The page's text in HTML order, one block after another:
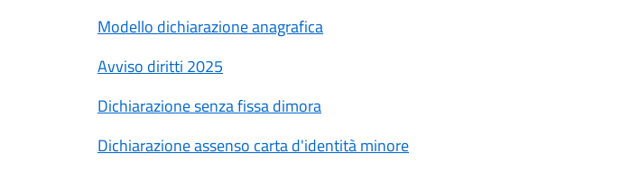
Modello dichiarazione anagrafica
Avviso diritti 2025
Dichiarazione senza fissa dimora
Dichiarazione assenso carta d'identità minore